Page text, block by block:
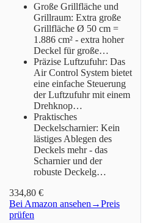
Große Grillfläche und
Grillraum: Extra große
Grillfläche Ø 50 cm =
1.886 cm² - extra hoher
Deckel für große…
Präzise Luftzufuhr: Das
Air Control System bietet
eine einfache Steuerung
der Luftzufuhr mit einem
Drehknop…
Praktisches
Deckelscharnier: Kein
lästiges Ablegen des
Deckels mehr - das
Scharnier und der
robuste Deckelg…
334,80 €
Bei Amazon ansehen →Preis
prüfen